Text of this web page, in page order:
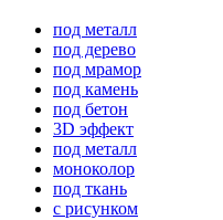
под металл
под дерево
под мрамор
под камень
под бетон
3D эффект
под металл
моноколор
под ткань
с рисунком